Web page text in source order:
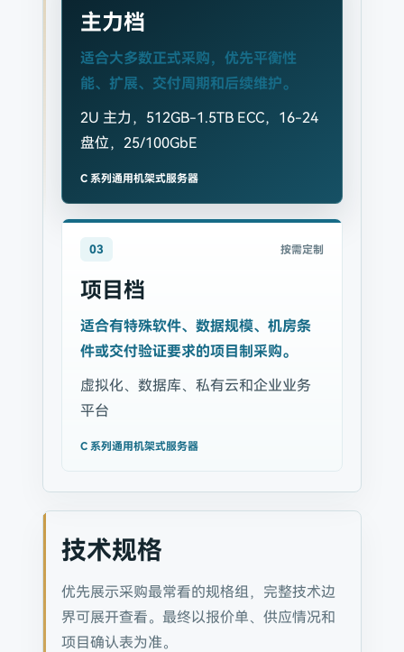
主力档
适合大多数正式采购，优先平衡性
能、扩展、交付周期和后续维护。
2U 主力，512GB-1.5TB ECC，16-24
盘位，25/100GbE
C 系列通用机架式服务器
03 按需定制
项目档
适合有特殊软件、数据规模、机房条
件或交付验证要求的项目制采购。
虚拟化、数据库、私有云和企业业务
平台
C 系列通用机架式服务器
技术规格
优先展示采购最常看的规格组，完整技术边
界可展开查看。最终以报价单、供应情况和
项目确认表为准。